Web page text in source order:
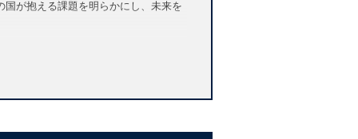
が抱える課題を明らかにし、未来を
as a region with a 4,000 year old